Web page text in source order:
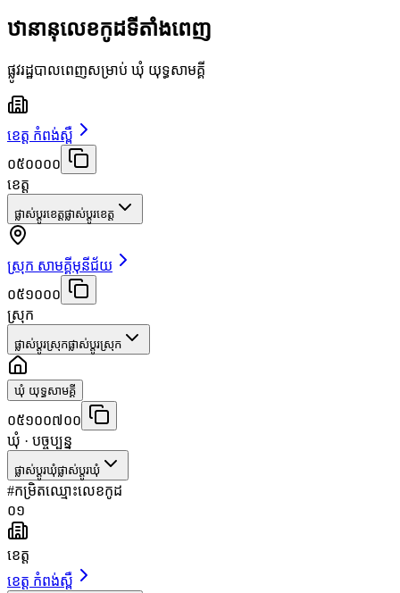
ឋានានុលេខកូដទីតាំងពេញ
ផ្លូវរដ្ឋបាលពេញសម្រាប់ ឃុំ យុទ្ធសាមគ្គី
ខេត្ត កំពង់ស្ពឺ
០៥០០០០
ខេត្ត
ផ្លាស់ប្តូរខេត្តផ្លាស់ប្តូរខេត្ត
ស្រុក សាមគ្គីមុនីជ័យ
០៥១០០០
ស្រុក
ផ្លាស់ប្តូរស្រុកផ្លាស់ប្តូរស្រុក
ឃុំ យុទ្ធសាមគ្គី
០៥១០០៧០០
ឃុំ · បច្ចុប្បន្ន
ផ្លាស់ប្តូរឃុំផ្លាស់ប្តូរឃុំ
#កម្រិតឈ្មោះលេខកូដ
០១
ខេត្ត
ខេត្ត កំពង់ស្ពឺ